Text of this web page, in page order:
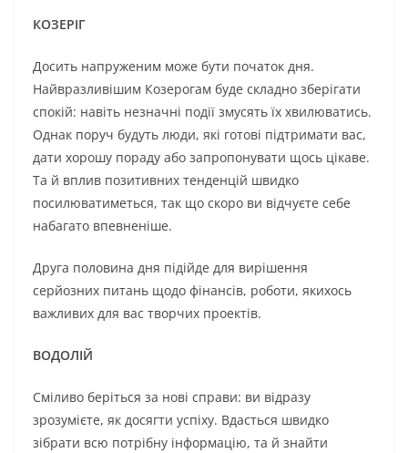
КОЗЕРІГ
Досить напруженим може бути початок дня.
Найвразливішим Козерогам буде складно зберігати
спокій: навіть незначні події змусять їх хвилюватись.
Однак поруч будуть люди, які готові підтримати вас,
дати хорошу пораду або запропонувати щось цікаве.
Та й вплив позитивних тенденцій швидко
посилюватиметься, так що скоро ви відчуєте себе
набагато впевненіше.
Друга половина дня підійде для вирішення
серйозних питань щодо фінансів, роботи, якихось
важливих для вас творчих проектів.
ВОДОЛІЙ
Сміливо беріться за нові справи: ви відразу
зрозумієте, як досягти успіху. Вдасться швидко
зібрати всю потрібну інформацію, та й знайти